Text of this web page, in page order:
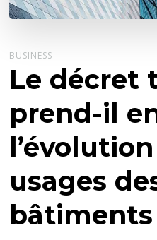
BUSINESS
Le décret
prend-il
usages
bâtiments